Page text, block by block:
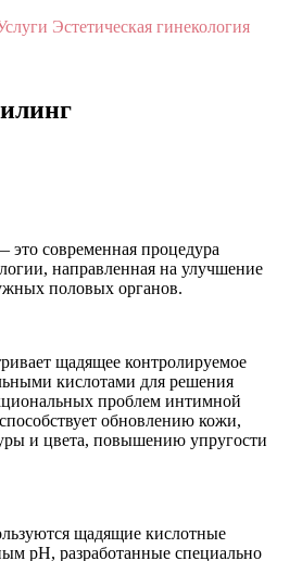
Эстетическая гинекология
современная процедура
направленная на улучшение
половых органов.
щадящее контролируемое
кислотами для решения
проблем интимной
обновлению кожи,
и цвета, повышению упругости
щадящие кислотные
pH, разработанные специально